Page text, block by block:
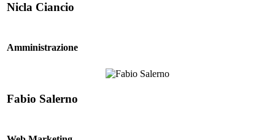
Nicla Ciancio
Amministrazione
Fabio Salerno